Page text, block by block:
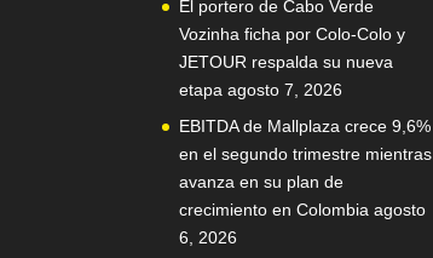
El portero de Cabo Verde
Vozinha ficha por Colo-Colo y
JETOUR respalda su nueva
etapa agosto 7, 2026
EBITDA de Mallplaza crece 9,6%
en el segundo trimestre mientras
avanza en su plan de
crecimiento en Colombia agosto
6, 2026